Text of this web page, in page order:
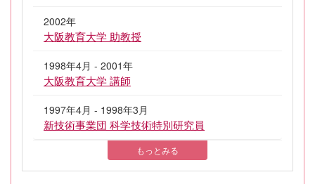
2002年
大阪教育大学 助教授
1998年4月 - 2001年
大阪教育大学 講師
1997年4月 - 1998年3月
新技術事業団 科学技術特別研究員
もっとみる